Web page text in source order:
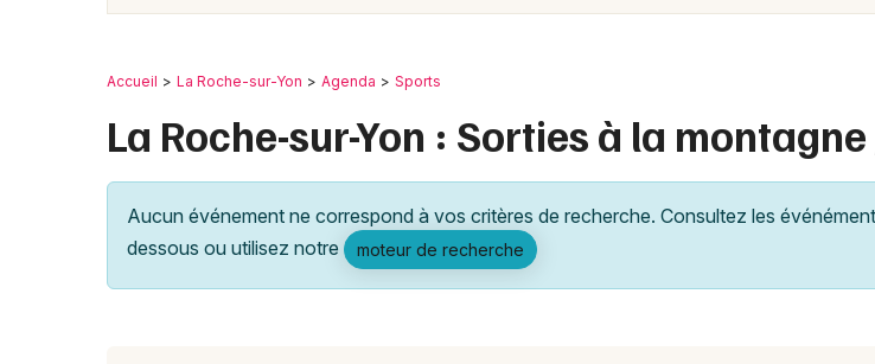
Sports
Sorties famille
Expos
Mulhouse
Nice
Paris
Accueil La Roche-sur-Yon Agenda Sports
La Roche-sur-Yon : Sorties à la
Aucun événement ne correspond à vos critères de recherche. Consultez les
dessous ou utilisez notre
moteur de recherche